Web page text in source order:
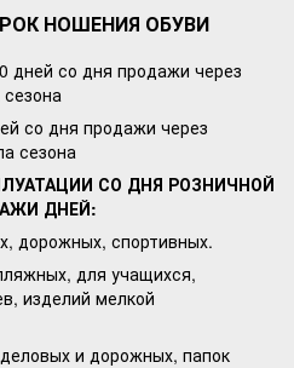
НОШЕНИЯ ОБУВИ
дней со дня продажи через
со дня продажи через
сезона
СО ДНЯ РОЗНИЧНОЙ
ДНЕЙ:
дорожных, спортивных.
для учащихся,
изделий мелкой
и дорожных, папок